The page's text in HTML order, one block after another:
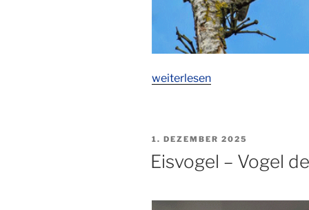
„Feldornithologiekurs,
&
7“
weiterlesen
VERÖFFENTLICHT
AM
1. DEZEMBER 2025
Eisvogel – Vogel